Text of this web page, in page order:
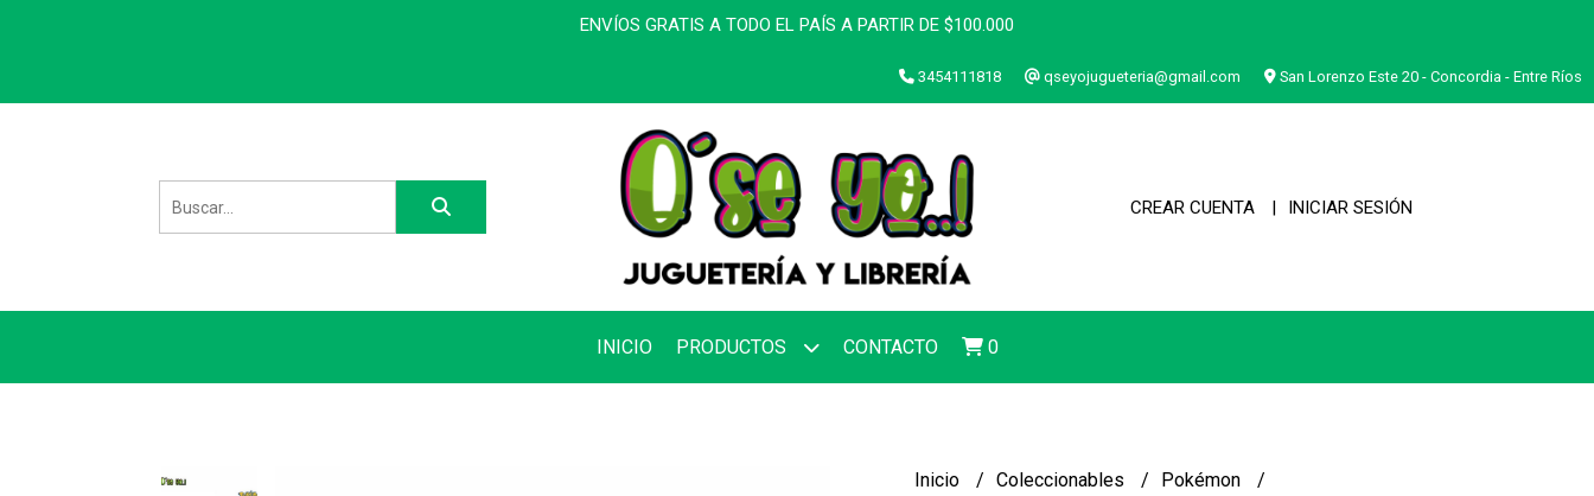
ENVÍOS GRATIS A TODO EL PAÍS A PARTIR DE $100.000
3454111818 qseyojugueteria@gmail.com San Lorenzo Este 20 - Concordia - Entre Ríos
CREAR CUENTA INICIAR SESIÓN
INICIO PRODUCTOS CONTACTO 0
Inicio Coleccionables
Pokémon